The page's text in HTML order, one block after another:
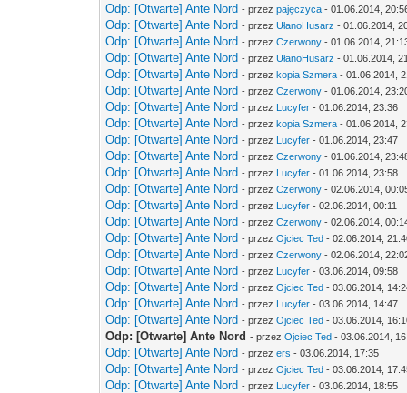
Odp: [Otwarte] Ante Nord - przezpajęczyca - 01.06.2014,
Odp: [Otwarte] Ante Nord - przezUłanoHusarz - 01.06.2014,
Odp: [Otwarte] Ante Nord - przezCzerwony - 01.06.2014,
Odp: [Otwarte] Ante Nord - przezUłanoHusarz - 01.06.2014,
Odp: [Otwarte] Ante Nord - przezkopia Szmera - 01.06.2014,
Odp: [Otwarte] Ante Nord - przezCzerwony - 01.06.2014,
Odp: [Otwarte] Ante Nord - przez Lucyfer - 01.06.2014, 23:36
Odp: [Otwarte] Ante Nord - przezkopia Szmera - 01.06.2014,
Odp: [Otwarte] Ante Nord - przez Lucyfer - 01.06.2014, 23:47
Odp: [Otwarte] Ante Nord - przezCzerwony - 01.06.2014,
Odp: [Otwarte] Ante Nord - przez Lucyfer - 01.06.2014, 23:58
Odp: [Otwarte] Ante Nord - przezCzerwony - 02.06.2014,
Odp: [Otwarte] Ante Nord - przez Lucyfer - 02.06.2014, 00:11
Odp: [Otwarte] Ante Nord - przezCzerwony - 02.06.2014,
Odp: [Otwarte] Ante Nord - przezOjciec Ted - 02.06.2014,
Odp: [Otwarte] Ante Nord - przezCzerwony - 02.06.2014,
Odp: [Otwarte] Ante Nord - przez Lucyfer - 03.06.2014, 09:58
Odp: [Otwarte] Ante Nord - przezOjciec Ted - 03.06.2014,
Odp: [Otwarte] Ante Nord - przez Lucyfer - 03.06.2014, 14:47
Odp: [Otwarte] Ante Nord - przezOjciec Ted - 03.06.2014,
Odp: [Otwarte] Ante Nord - przezOjciec Ted - 03.06.2014,
Odp: [Otwarte] Ante Nord - przezers - 03.06.2014, 17:35
Odp: [Otwarte] Ante Nord - przezOjciec Ted - 03.06.2014,
Odp: [Otwarte] Ante Nord - przez Lucyfer - 03.06.2014, 18:55